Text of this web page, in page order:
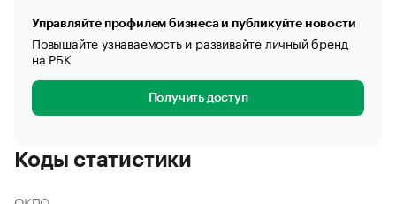
Управляйте профилем бизнеса и публикуйте новости
Повышайте узнаваемость и развивайте личный бренд
на РБК
Получить доступ
Коды статистики